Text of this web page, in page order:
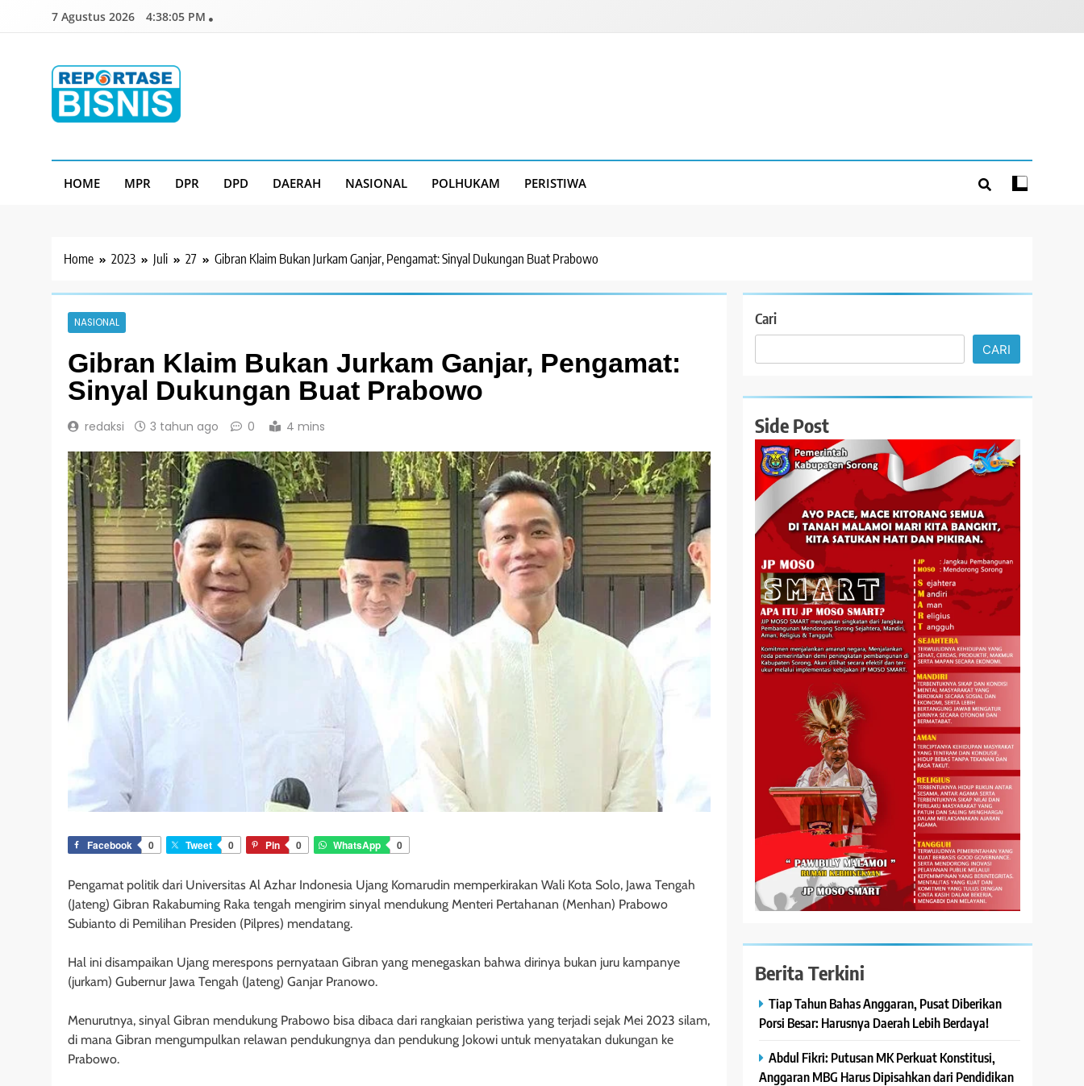
7 Agustus 2026 4:38:06 PM
HOME MPR DPR DPD DAERAH NASIONAL POLHUKAM PERISTIWA
Home 2023 Juli 27 Gibran Klaim Bukan Jurkam Ganjar, Pengamat: Sinyal Dukungan Buat Prabowo
NASIONAL
Gibran Klaim Bukan Jurkam Ganjar, Pengamat:
Sinyal Dukungan Buat Prabowo
redaksi 3 tahun ago 0 4 mins
Facebook 0 Tweet 0 Pin 0 WhatsApp 0
Pengamat politik dari Universitas Al Azhar Indonesia Ujang Komarudin memperkirakan Wali Kota Solo, Jawa Tengah
(Jateng) Gibran Rakabuming Raka tengah mengirim sinyal mendukung Menteri Pertahanan (Menhan) Prabowo
Subianto di Pemilihan Presiden (Pilpres) mendatang.
Hal ini disampaikan Ujang merespons pernyataan Gibran yang menegaskan bahwa dirinya bukan juru kampanye
(jurkam) Gubernur Jawa Tengah (Jateng) Ganjar Pranowo.
Menurutnya, sinyal Gibran mendukung Prabowo bisa dibaca dari rangkaian peristiwa yang terjadi sejak Mei 2023 silam,
di mana Gibran mengumpulkan relawan pendukungnya dan pendukung Jokowi untuk menyatakan dukungan ke
Prabowo.
Cari
CARI
Side Post
Berita Terkini
Tiap Tahun Bahas Anggaran, Pusat Diberikan
Porsi Besar: Harusnya Daerah Lebih Berdaya!
Abdul Fikri: Putusan MK Perkuat Konstitusi,
Anggaran MBG Harus Dipisahkan dari Pendidikan